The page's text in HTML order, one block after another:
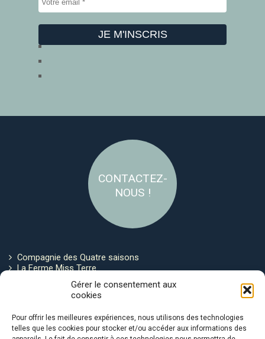
Gérer le consentement aux
cookies
Pour offrir les meilleures expériences, nous utilisons des technologies
telles que les cookies pour stocker et/ou accéder aux informations des
CONTACTEZ-
NOUS !
Compagnie des Quatre saisons
La Ferme Miss Terre
Politique de cookies